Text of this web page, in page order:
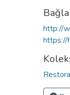
http://
https://